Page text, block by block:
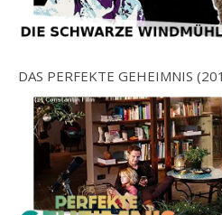
DAS PERFEKTE GEHEIMNIS